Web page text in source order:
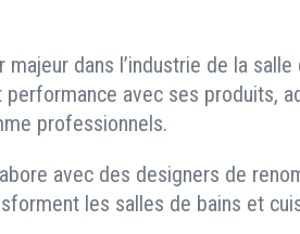
majeur dans l’industrie de la
performance avec ses produits,
professionnels.
avec des designers de
les salles de bains et